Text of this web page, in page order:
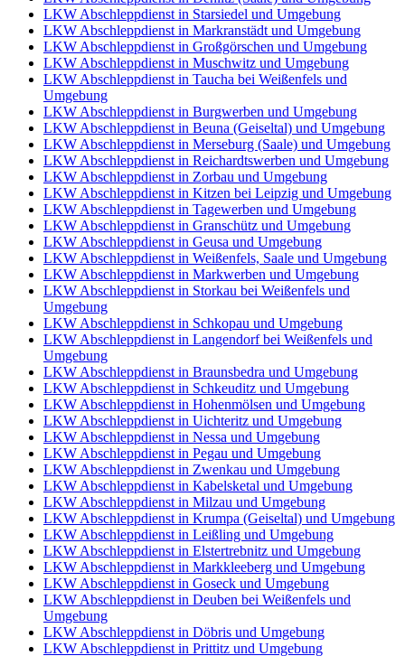
LKW Abschleppdienst in Starsiedel und Umgebung
LKW Abschleppdienst in Markranstädt und Umgebung
LKW Abschleppdienst in Großgörschen und Umgebung
LKW Abschleppdienst in Muschwitz und Umgebung
LKW Abschleppdienst in Taucha bei Weißenfels und
Umgebung
LKW Abschleppdienst in Burgwerben und Umgebung
LKW Abschleppdienst in Beuna (Geiseltal) und Umgebung
LKW Abschleppdienst in Merseburg (Saale) und Umgebung
LKW Abschleppdienst in Reichardtswerben und Umgebung
LKW Abschleppdienst in Zorbau und Umgebung
LKW Abschleppdienst in Kitzen bei Leipzig und Umgebung
LKW Abschleppdienst in Tagewerben und Umgebung
LKW Abschleppdienst in Granschütz und Umgebung
LKW Abschleppdienst in Geusa und Umgebung
LKW Abschleppdienst in Weißenfels, Saale und Umgebung
LKW Abschleppdienst in Markwerben und Umgebung
LKW Abschleppdienst in Storkau bei Weißenfels und
Umgebung
LKW Abschleppdienst in Schkopau und Umgebung
LKW Abschleppdienst in Langendorf bei Weißenfels und
Umgebung
LKW Abschleppdienst in Braunsbedra und Umgebung
LKW Abschleppdienst in Schkeuditz und Umgebung
LKW Abschleppdienst in Hohenmölsen und Umgebung
LKW Abschleppdienst in Uichteritz und Umgebung
LKW Abschleppdienst in Nessa und Umgebung
LKW Abschleppdienst in Pegau und Umgebung
LKW Abschleppdienst in Zwenkau und Umgebung
LKW Abschleppdienst in Kabelsketal und Umgebung
LKW Abschleppdienst in Milzau und Umgebung
LKW Abschleppdienst in Krumpa (Geiseltal) und Umgebung
LKW Abschleppdienst in Leißling und Umgebung
LKW Abschleppdienst in Elstertrebnitz und Umgebung
LKW Abschleppdienst in Markkleeberg und Umgebung
LKW Abschleppdienst in Goseck und Umgebung
LKW Abschleppdienst in Deuben bei Weißenfels und
Umgebung
LKW Abschleppdienst in Döbris und Umgebung
LKW Abschleppdienst in Prittitz und Umgebung